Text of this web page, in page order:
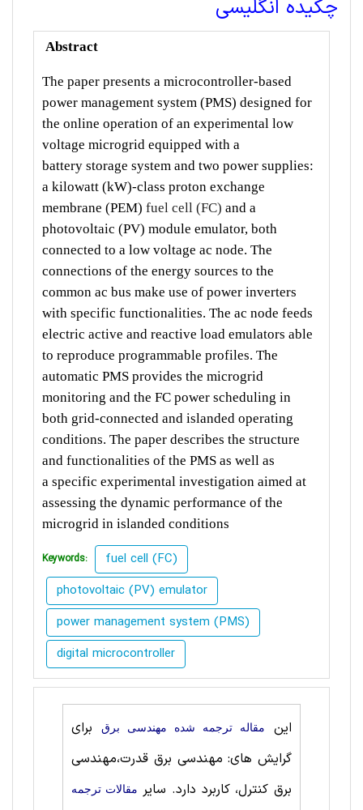
چکیده انگلیسی
Abstract
The paper presents a microcontroller-based
power management system (PMS) designed for
the online operation of an experimental low
voltage microgrid equipped with a
battery storage system and two power supplies:
a kilowatt (kW)-class proton exchange
membrane (PEM) fuel cell (FC) and a
photovoltaic (PV) module emulator, both
connected to a low voltage ac node. The
connections of the energy sources to the
common ac bus make use of power inverters
with specific functionalities. The ac node feeds
electric active and reactive load emulators able
to reproduce programmable profiles. The
automatic PMS provides the microgrid
monitoring and the FC power scheduling in
both grid-connected and islanded operating
conditions. The paper describes the structure
and functionalities of the PMS as well as
a specific experimental investigation aimed at
assessing the dynamic performance of the
microgrid in islanded conditions
Keywords:
fuel cell (FC)
photovoltaic (PV) emulator
power management system (PMS)
digital microcontroller
این مقاله ترجمه شده مهندسی برق
برای
گرایش های: مهندسی برق قدرت،مهندسی
برق کنترل، کاربرد دارد. سایر مقالات ترجمه